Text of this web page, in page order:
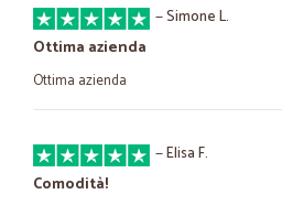
—Simone L.
Ottima azienda
Ottima azienda
—Elisa F.
Comodità!